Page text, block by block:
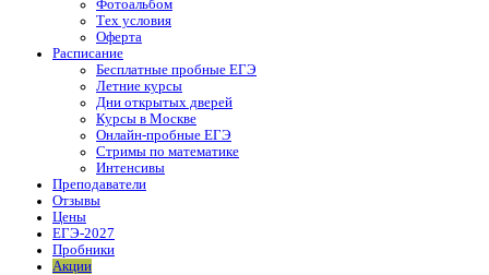
Фотоальбом
Тех условия
Оферта
Расписание
Бесплатные пробные ЕГЭ
Летние курсы
Дни открытых дверей
Курсы в Москве
Онлайн-пробные ЕГЭ
Стримы по математике
Интенсивы
Преподаватели
Отзывы
Цены
ЕГЭ-2027
Пробники
Акции